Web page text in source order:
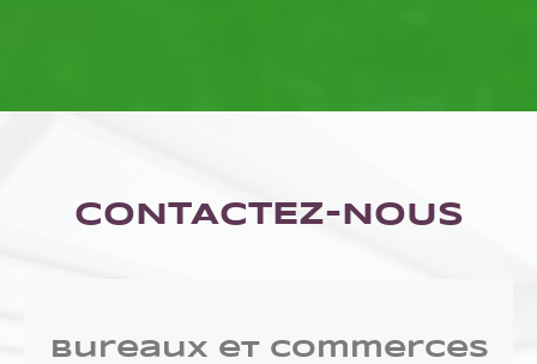
CONTACTEZ-NOUS
Bureaux et commerces